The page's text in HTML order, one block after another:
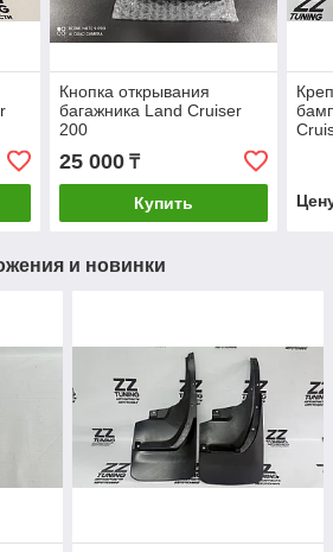
Кнопка открывания
багажника Land Cruiser
200
25 000₸
Купить
и новинки